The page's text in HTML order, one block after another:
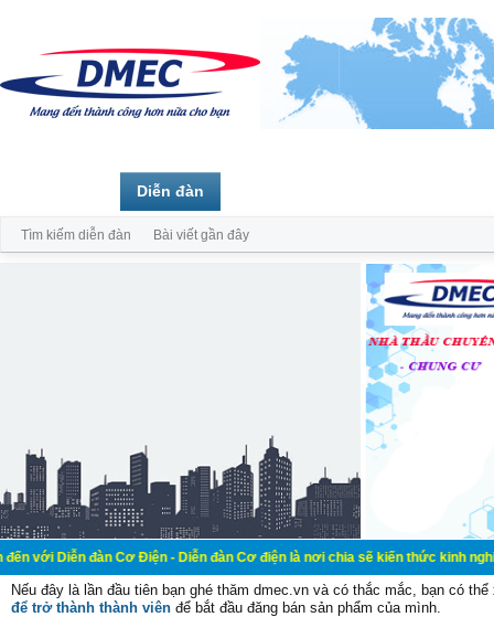
đàn Cơ Điện - Diễn đàn Cơ điện là nơi chia sẽ kiến thức kinh nghiệm
Nếu đây là lần đầu tiên bạn ghé thăm dmec.vn và có thắc mắc, bạn có
để trở thành thành viên để bắt đầu đăng bán sản phẩm của mình.
Diễn đàn
Tìm kiếm diễn đàn Bài viết gần đây